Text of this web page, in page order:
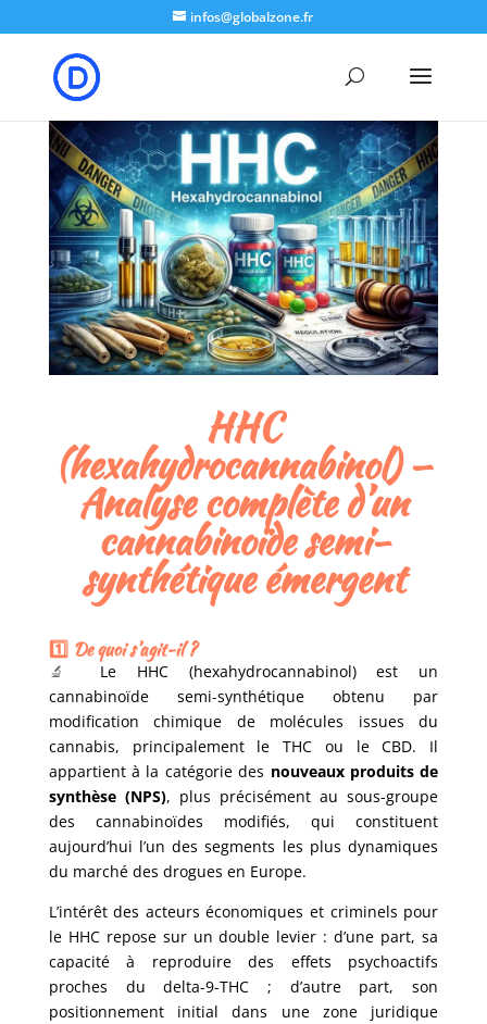
google-site-verification: google8b5302a50e574b7b.html
infos@globalzone.fr
HHC
(hexahydrocannabinol) —
Analyse complète d’un
cannabinoïde semi-
synthétique émergent
1️⃣ De quoi s’agit-il ?
🔬
Le HHC (hexahydrocannabinol) est un
cannabinoïde semi-synthétique obtenu par
modification chimique de molécules issues du
cannabis, principalement le THC ou le CBD. Il
appartient à la catégorie des nouveaux produits de
synthèse (NPS), plus précisément au sous-groupe
des cannabinoïdes modifiés, qui constituent
aujourd’hui l’un des segments les plus dynamiques
du marché des drogues en Europe.
L’intérêt des acteurs économiques et criminels pour
le HHC repose sur un double levier : d’une part, sa
capacité à reproduire des effets psychoactifs
proches du delta-9-THC ; d’autre part, son
positionnement initial dans une zone juridique